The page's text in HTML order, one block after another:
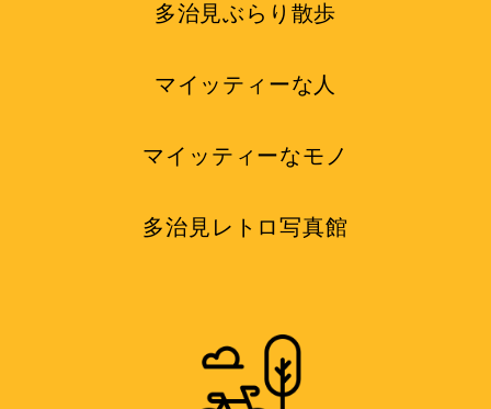
多治見ぶらり散歩
マイッティーな人
マイッティーなモノ
多治見レトロ写真館